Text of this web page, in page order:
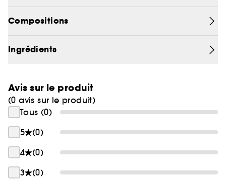
peau et une action anti-âge.
Compositions
Ingrédients
Avis sur le produit
(0 avis sur le produit)
Tous (0)
5
(0)
4
(0)
3
(0)